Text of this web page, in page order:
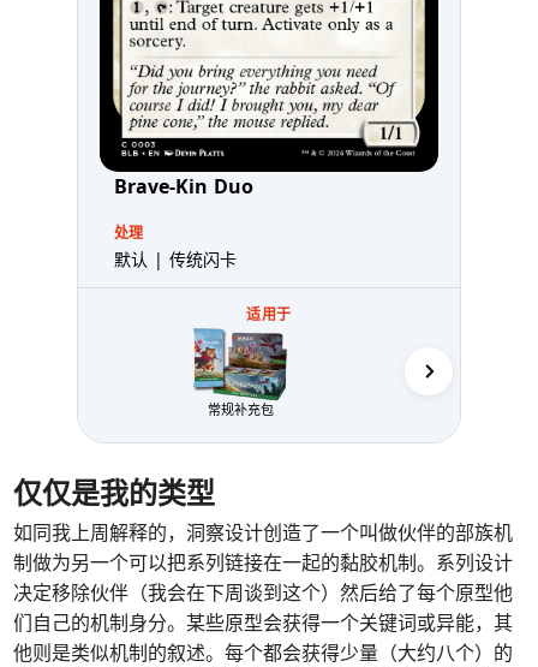
Brave-Kin Duo
处理
默认 | 传统闪卡
适用于
常规补充包
仅仅是我的类型
如同我上周解释的，洞察设计创造了一个叫做伙伴的部族机
制做为另一个可以把系列链接在一起的黏胶机制。系列设计
决定移除伙伴（我会在下周谈到这个）然后给了每个原型他
们自己的机制身分。某些原型会获得一个关键词或异能，其
他则是类似机制的叙述。每个都会获得少量（大约八个）的